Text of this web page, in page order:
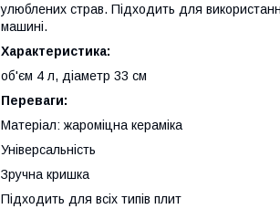
улюблених страв. Підходить для
машині.
Характеристика:
об'єм 4 л, діаметр 33 см
Переваги:
Матеріал: жароміцна кераміка
Універсальність
Зручна кришка
Підходить для всіх типів плит